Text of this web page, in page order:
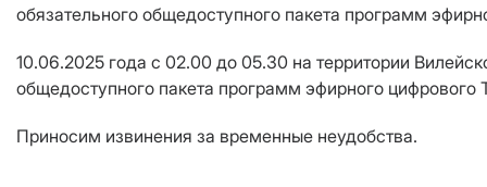
обязательного общедоступного пакета программ
10.06.2025 года с 02.00 до 05.30 на территории
общедоступного пакета программ эфирного цифрового
Приносим извинения за временные неудобства.